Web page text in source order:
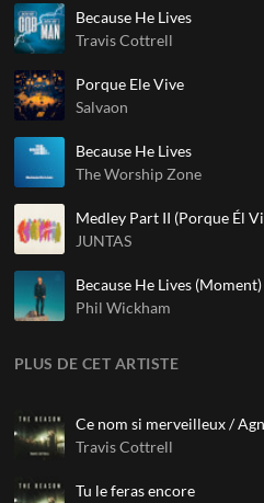
Because He Lives
Travis Cottrell
Porque Ele Vive
Salvaon
Because He Lives
The Worship Zone
Medley Part II (Porque Él
JUNTAS
Because He Lives (Moment)
Phil Wickham
PLUS DE CET ARTISTE
Ce nom si merveilleux /
Travis Cottrell
Tu le feras encore